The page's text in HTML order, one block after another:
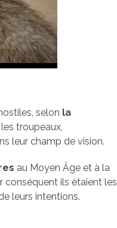
selon la
troupeaux,
leur champ de vision.
au Moyen Âge et à la
conséquent ils étaient les
leurs intentions.